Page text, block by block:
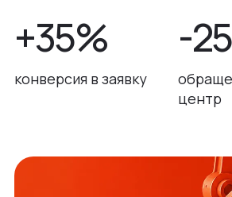
+35%
конверсия в заявку
-
центр